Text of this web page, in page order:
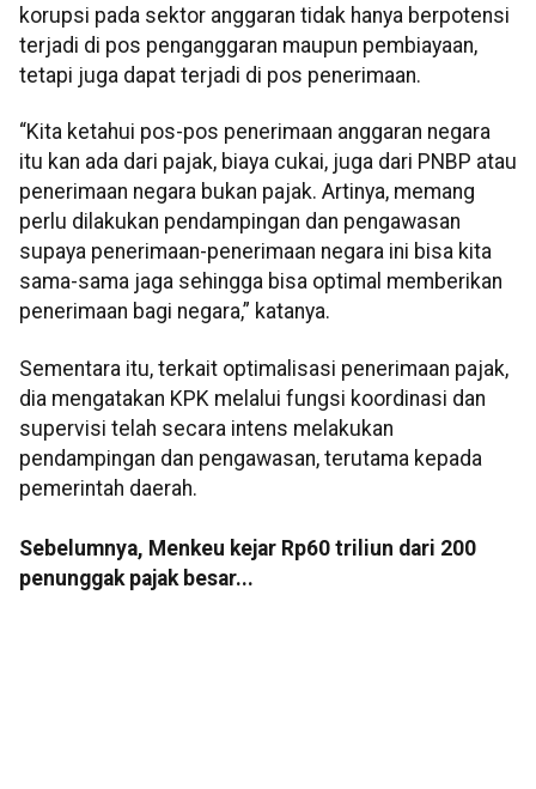
korupsi pada sektor anggaran tidak hanya berpotensi
terjadi di pos penganggaran maupun pembiayaan,
tetapi juga dapat terjadi di pos penerimaan.
“Kita ketahui pos-pos penerimaan anggaran negara
itu kan ada dari pajak, biaya cukai, juga dari PNBP atau
penerimaan negara bukan pajak. Artinya, memang
perlu dilakukan pendampingan dan pengawasan
supaya penerimaan-penerimaan negara ini bisa kita
sama-sama jaga sehingga bisa optimal memberikan
penerimaan bagi negara,” katanya.
Sementara itu, terkait optimalisasi penerimaan pajak,
dia mengatakan KPK melalui fungsi koordinasi dan
supervisi telah secara intens melakukan
pendampingan dan pengawasan, terutama kepada
pemerintah daerah.
Sebelumnya, Menkeu kejar Rp60 triliun dari 200
penunggak pajak besar...